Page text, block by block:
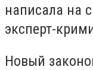
написала на
эксперт-
Новый